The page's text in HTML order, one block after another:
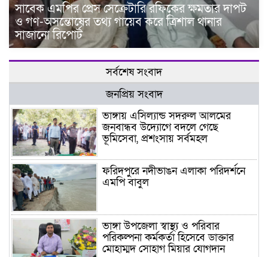
সাবেক এমপির প্রেস সেক্রেটারি রফিকের ক্ষমতার দাপট
ও গণ-অসন্তোষের তথ্য গায়েব করে ত্রিশাল থানার
সাজানো রিপোর্ট
সর্বশেষ সংবাদ
জনপ্রিয় সংবাদ
ভাঙ্গায় এসিল্যান্ড সদরুল আলমের
জনবান্ধব উদ্যোগে বদলে গেছে
ভূমিসেবা, প্রশংসায় সর্বমহল
ফরিদপুরে নদীভাঙন এলাকা পরিদর্শনে
এমপি বাবুল
ভাঙ্গা উপজেলা স্বাস্থ্য ও পরিবার
পরিকল্পনা কর্মকর্তা হিসেবে ডাক্তার
মোহাম্মদ সোহাগ মিয়ার যোগদান